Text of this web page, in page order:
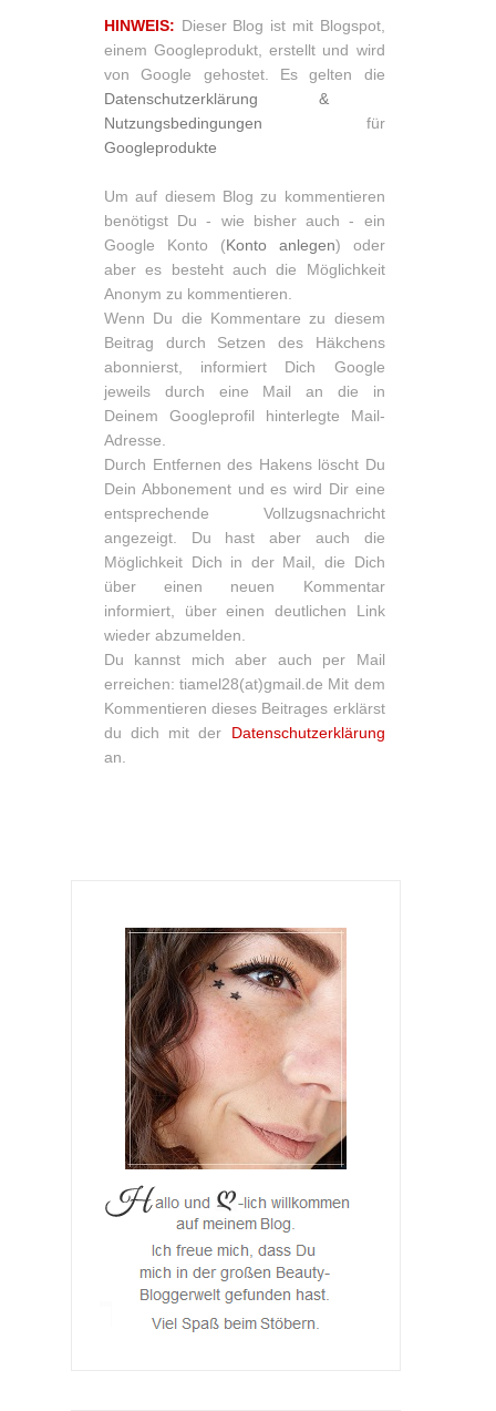
HINWEIS: Dieser Blog ist mit Blogspot,
einem Googleprodukt, erstellt und wird
von Google gehostet. Es gelten die
Datenschutzerklärung &
Nutzungsbedingungen
für
Googleprodukte
Um auf diesem Blog zu kommentieren
benötigst Du - wie bisher auch - ein
Google Konto (Konto anlegen) oder
aber es besteht auch die Möglichkeit
Anonym zu kommentieren.
Wenn Du die Kommentare zu diesem
Beitrag durch Setzen des Häkchens
abonnierst, informiert Dich Google
jeweils durch eine Mail an die in
Deinem Googleprofil hinterlegte Mail-
Adresse.
Durch Entfernen des Hakens löscht Du
Dein Abbonement und es wird Dir eine
entsprechende Vollzugsnachricht
angezeigt. Du hast aber auch die
Möglichkeit Dich in der Mail, die Dich
über einen neuen Kommentar
informiert, über einen deutlichen Link
wieder abzumelden.
Du kannst mich aber auch per Mail
erreichen: tiamel28(at)gmail.de Mit dem
Kommentieren dieses Beitrages erklärst
du dich mit der Datenschutzerklärung
an.